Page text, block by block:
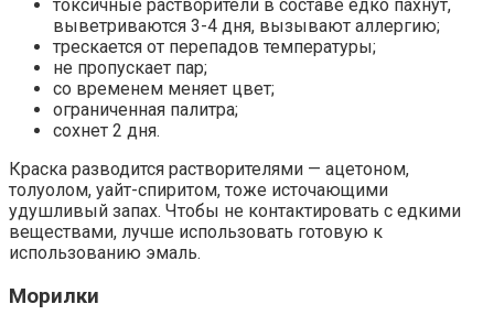
токсичные растворители в составе едко пахнут,
выветриваются 3-4 дня, вызывают аллергию;
трескается от перепадов температуры;
не пропускает пар;
со временем меняет цвет;
ограниченная палитра;
сохнет 2 дня.
Краска разводится растворителями — ацетоном,
толуолом, уайт-спиритом, тоже источающими
удушливый запах. Чтобы не контактировать с едкими
веществами, лучше использовать готовую к
использованию эмаль.
Морилки